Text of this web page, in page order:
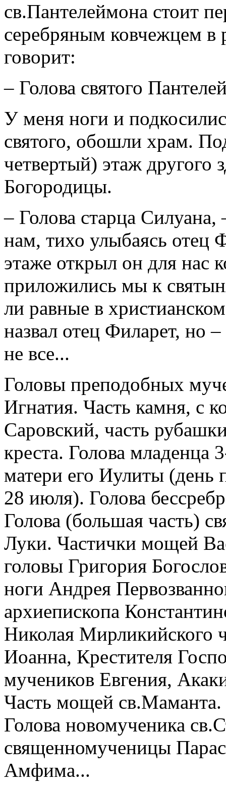
св.Пантелеймона стоит
серебряным ковчежцем в
говорит:
– Голова святого
У меня ноги и
святого, обошли храм.
четвертый) этаж другого
Богородицы.
– Голова старца
нам, тихо улыбаясь отец
этаже открыл он для нас
приложились мы к
ли равные в
назвал отец Филарет, но
не все...
Головы преподобных
Игнатия. Часть камня, с
Саровский, часть
креста. Голова младенца
матери его Иулиты (день
28 июля). Голова
Голова (большая часть)
Луки. Частички мощей
головы Григория
ноги Андрея
архиепископа
Николая Мирликийского
Иоанна, Крестителя
мучеников Евгения,
Часть мощей
Голова новомученика
священномученицы
Амфима...